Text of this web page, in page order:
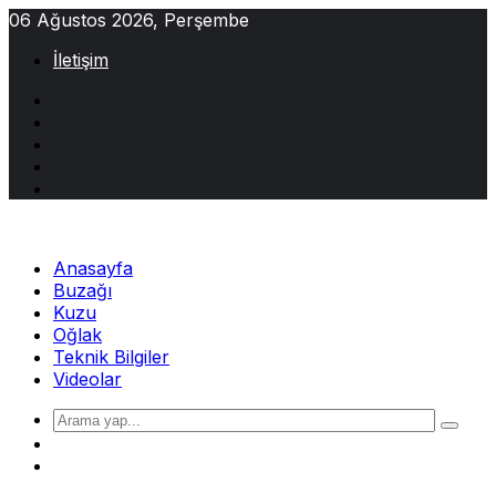
Skip
content
06 Ağustos 2026, Perşembe
İletişim
Anasayfa
Buzağı
Kuzu
Oğlak
Teknik Bilgiler
Videolar